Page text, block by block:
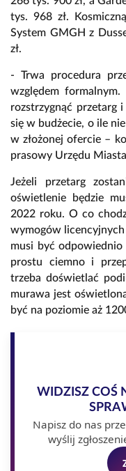
tys. 968 zł.
System GMGH z
zł.
- Trwa procedura
względem
rozstrzygnąć przetarg
się w budżecie, o ile
w złożonej ofercie –
prasowy Urzędu
Jeżeli przetarg
oświetlenie będzie
2022 roku. O co
wymogów
musi być
prostu ciemno i
trzeba doświetlać
murawa jest
być na poziomie aż
WIDZISZ COŚ
Napisz do nas
wyślij